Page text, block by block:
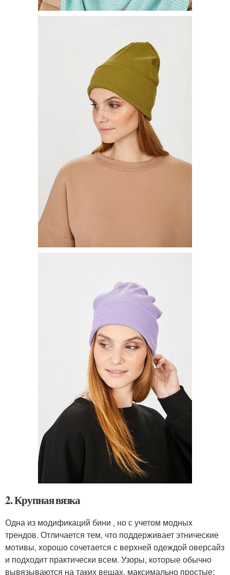
2. Крупная вязка
Одна из модификаций бини , но с учетом модных
трендов. Отличается тем, что поддерживает этнические
мотивы, хорошо сочетается с верхней одеждой оверсайз
и подходит практически всем. Узоры, которые обычно
вывязываются на таких вещах, максимально простые: